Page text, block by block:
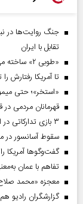
جنگ روایت‌ها در
تقابل با ایران
«طوبی ۲» ساخته می‌شود؟؛ آخرین خبر از فصل دوم سریال پربیننده تلویزیون
تا آمریکا رفتارش
«استخر»‌‌؛ حتی
قهرمانان مردمی در
۳ بازی تدارکاتی در انتظار تیم ملی ایران در فیفادی مهر
سقوط آسانسور در میدان
گفت‌وگوها آمریکا
تفاهم با عمان
معجزه «محمد
گزارشگران